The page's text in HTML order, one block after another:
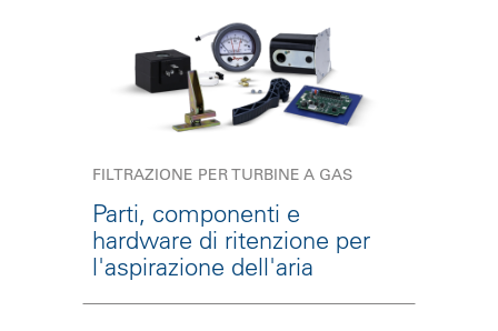
FILTRAZIONE PER TURBINE A GAS
Parti, componenti e
hardware di ritenzione per
l'aspirazione dell'aria